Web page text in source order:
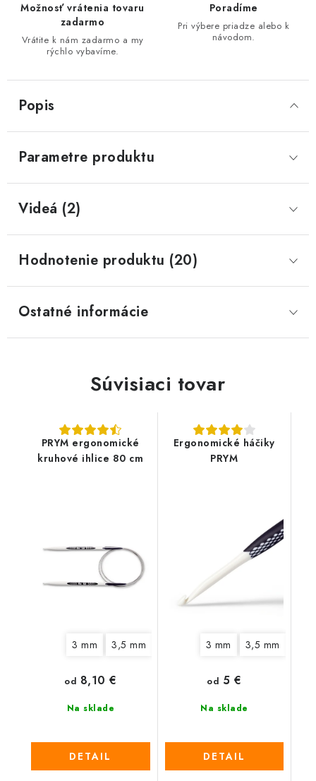
Možnosť vrátenia tovaru
zadarmo
Vrátite k nám zadarmo a my
rýchlo vybavíme.
Poradíme
Pri výbere priadze alebo k
návodom.
Popis
Parametre produktu
Videá (2)
Hodnotenie produktu (20)
Ostatné informácie
Súvisiaci tovar
PRYM ergonomické
kruhové ihlice 80 cm
3 mm 3,5 mm 4,5 mm 5 mm
Na sklade
od 8,10 €
DETAIL
Ergonomické háčiky
PRYM
3 mm 3,5 mm
Na sklade
od 5 €
DETAIL